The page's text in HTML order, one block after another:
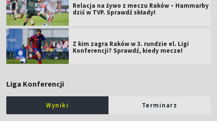
Relacja na żywo z meczu Raków – Hammarby
dziś w TVP. Sprawdź składy!
Z kim zagra Raków w 3. rundzie el. Ligi
Konferencji? Sprawdź, kiedy mecze!
Liga Konferencji
Wyniki Terminarz